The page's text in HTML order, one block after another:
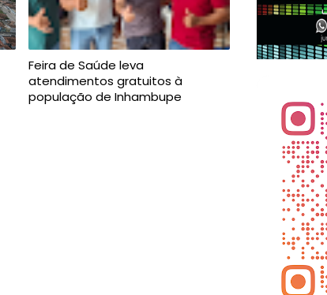
Feira de Saúde leva
atendimentos gratuitos à
população de Inhambupe